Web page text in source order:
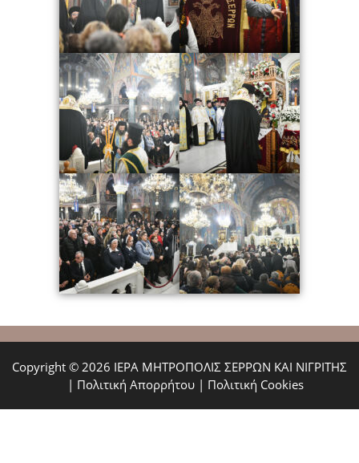
Copyright © 2026 ΙΕΡΑ ΜΗΤΡΟΠΟΛΙΣ ΣΕΡΡΩΝ ΚΑΙ ΝΙΓΡΙΤΗΣ
| Πολιτική Απορρήτου | Πολιτική Cookies